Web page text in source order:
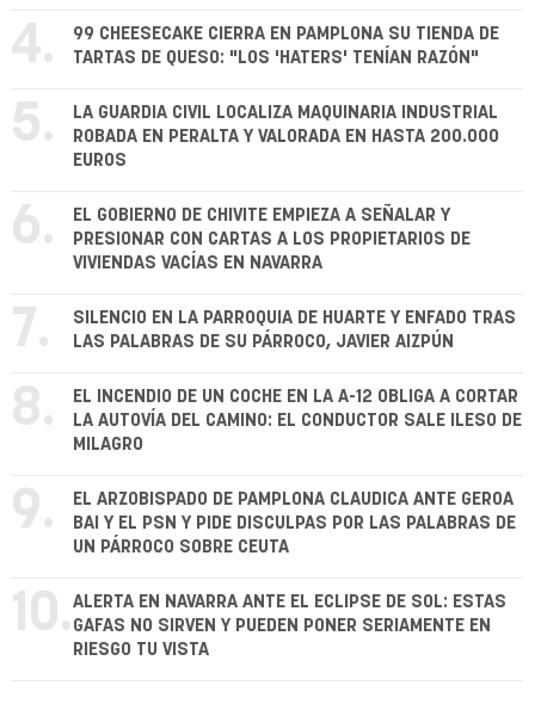
4.
99 CHEESECAKE CIERRA EN PAMPLONA SU TIENDA DE
TARTAS DE QUESO: "LOS 'HATERS' TENÍAN RAZÓN"
5.
LA GUARDIA CIVIL LOCALIZA MAQUINARIA INDUSTRIAL
ROBADA EN PERALTA Y VALORADA EN HASTA 200.000
EUROS
6.
EL GOBIERNO DE CHIVITE EMPIEZA A SEÑALAR Y
PRESIONAR CON CARTAS A LOS PROPIETARIOS DE
VIVIENDAS VACÍAS EN NAVARRA
7.
SILENCIO EN LA PARROQUIA DE HUARTE Y ENFADO TRAS
LAS PALABRAS DE SU PÁRROCO, JAVIER AIZPÚN
8.
EL INCENDIO DE UN COCHE EN LA A-12 OBLIGA A CORTAR
LA AUTOVÍA DEL CAMINO: EL CONDUCTOR SALE ILESO DE
MILAGRO
9.
EL ARZOBISPADO DE PAMPLONA CLAUDICA ANTE GEROA
BAI Y EL PSN Y PIDE DISCULPAS POR LAS PALABRAS DE
UN PÁRROCO SOBRE CEUTA
10.ALERTA EN NAVARRA ANTE EL ECLIPSE DE SOL: ESTAS
GAFAS NO SIRVEN Y PUEDEN PONER SERIAMENTE EN
RIESGO TU VISTA